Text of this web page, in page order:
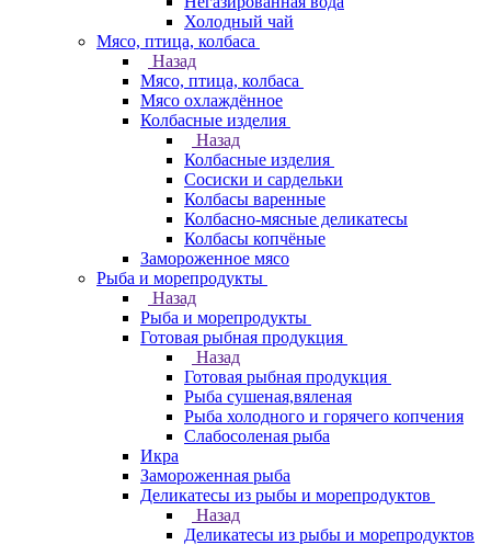
Холодный чай
Мясо, птица, колбаса
Назад
Мясо, птица, колбаса
Мясо охлаждённое
Колбасные изделия
Назад
Колбасные изделия
Сосиски и сардельки
Колбасы варенные
Колбасно-мясные деликатесы
Колбасы копчёные
Замороженное мясо
Рыба и морепродукты
Назад
Рыба и морепродукты
Готовая рыбная продукция
Назад
Готовая рыбная продукция
Рыба сушеная,вяленая
Рыба холодного и горячего копчения
Слабосоленая рыба
Икра
Замороженная рыба
Деликатесы из рыбы и морепродуктов
Назад
Деликатесы из рыбы и морепродуктов